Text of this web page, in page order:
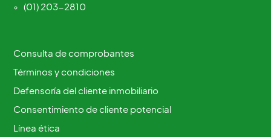
(01) 203-2810
Consulta de comprobantes
Términos y condiciones
Defensoría del cliente inmobiliario
Consentimiento de cliente potencial
Línea ética